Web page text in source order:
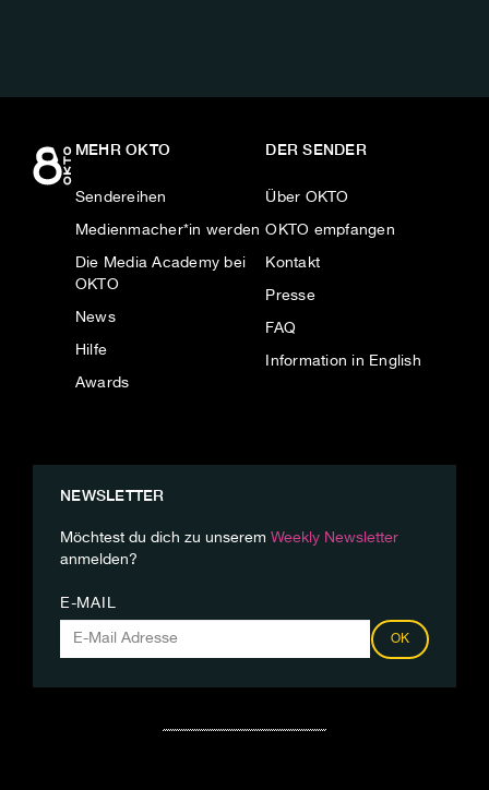
MEHR OKTO
Sendereihen
Medienmacher*in werden
Die Media Academy bei
OKTO
News
Hilfe
Awards
DER SENDER
Über OKTO
OKTO empfangen
Kontakt
Presse
FAQ
Information in English
NEWSLETTER
Möchtest du dich zu unserem Weekly Newsletter
anmelden?
E-MAIL
OK